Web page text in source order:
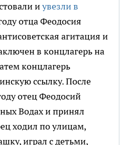
иувезли в
отца Феодосия
агитация и
в концлагерь на
концлагерь
ссылку. После
отец Феодосий
Водах и принял
ходил по улицам,
играл с детьми,